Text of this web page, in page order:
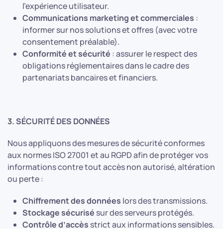
l’expérience utilisateur.
Communications marketing et commerciales :
informer sur nos solutions et offres (avec votre
consentement préalable).
Conformité et sécurité : assurer le respect des
obligations réglementaires dans le cadre des
partenariats bancaires et financiers.
3. SÉCURITÉ DES DONNÉES
Nous appliquons des mesures de sécurité conformes
aux normes ISO 27001 et au RGPD afin de protéger vos
informations contre tout accès non autorisé, altération
ou perte :
Chiffrement des données lors des transmissions.
Stockage sécurisé sur des serveurs protégés.
Contrôle d’accès strict aux informations sensibles.